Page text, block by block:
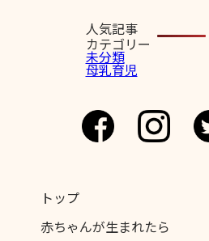
授乳期間を通して
助産院検索
卒乳を考え始めたら
人気記事
カテゴリー
未分類
母乳育児
トップ
赤ちゃんが生まれたら